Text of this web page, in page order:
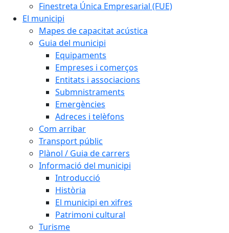
Finestreta Única Empresarial (FUE)
El municipi
Mapes de capacitat acústica
Guia del municipi
Equipaments
Empreses i comerços
Entitats i associacions
Submnistraments
Emergències
Adreces i telèfons
Com arribar
Transport públic
Plànol / Guia de carrers
Informació del municipi
Introducció
Història
El municipi en xifres
Patrimoni cultural
Turisme